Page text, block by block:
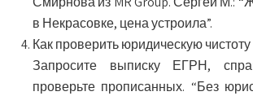
в Некрасовке, цена устроила”.
Как проверить юридическую
Запросите выписку ЕГРН,
проверьте прописанных. “Без